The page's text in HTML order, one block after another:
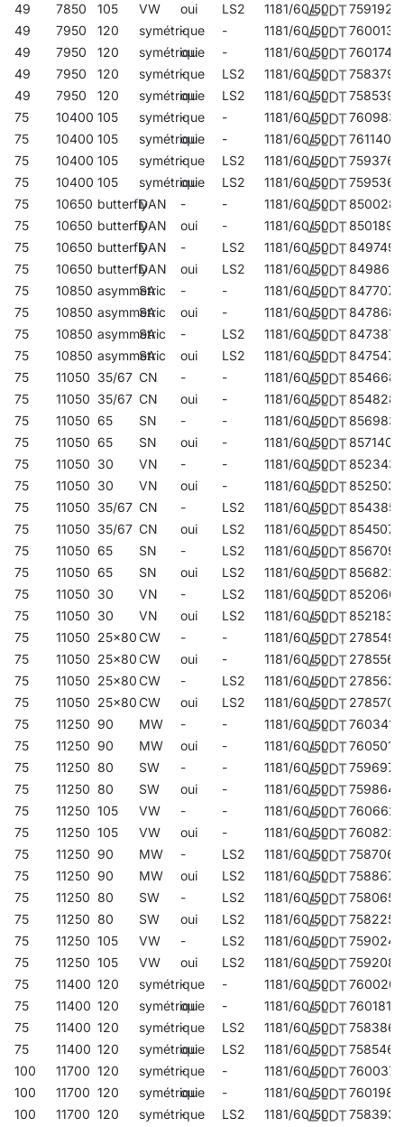
49
7850 105 VW oui LS2 1181/60/50
759192
49
7950 120 symétrique
- - 1181/60/50
760013
49
7950 120 symétrique
oui - 1181/60/50
760174
49
7950 120 symétrique
- LS2 1181/60/50
758379
49
7950 120 symétrique
oui LS2 1181/60/50
758539
75
10400 105 symétrique
- - 1181/60/50
760983
75
10400 105 symétrique
oui - 1181/60/50
761140
75
10400 105 symétrique
- LS2 1181/60/50
759376
75
10400 105 symétrique
oui LS2 1181/60/50
759536
75
10650 butterflyDAN - - 1181/60/50
850028
75
10650 butterflyDAN oui - 1181/60/50
850189
75
10650 butterflyDAN - LS2 1181/60/50
849749
75
10650 butterflyDAN oui LS2 1181/60/50
849862
75
10850 asymmetric
SA - - 1181/60/50
847707
75
10850 asymmetric
SA oui - 1181/60/50
847868
75
10850 asymmetric
SA - LS2 1181/60/50
847387
75
10850 asymmetric
SA oui LS2 1181/60/50
847547
75
11050 35/67 CN - - 1181/60/50
854668
75
11050 35/67 CN oui - 1181/60/50
854828
75
11050 65 SN - - 1181/60/50
856983
75
11050 65 SN oui - 1181/60/50
857140
75
11050 30 VN - - 1181/60/50
852343
75
11050 30 VN oui - 1181/60/50
852503
75
11050 35/67 CN - LS2 1181/60/50
854385
75
11050 35/67 CN oui LS2 1181/60/50
854507
75
11050 65 SN - LS2 1181/60/50
856709
75
11050 65 SN oui LS2 1181/60/50
856822
75
11050 30 VN - LS2 1181/60/50
852060
75
11050 30 VN oui LS2 1181/60/50
852183
75
11050 25x80CW - - 1181/60/50
278549
75
11050 25x80CW oui - 1181/60/50
278556
75
11050 25x80CW - LS2 1181/60/50
278563
75
11050 25x80CW oui LS2 1181/60/50
278570
75
11250 90 MW - - 1181/60/50
760341
75
11250 90 MW oui - 1181/60/50
760501
75
11250 80 SW - - 1181/60/50
759697
75
11250 80 SW oui - 1181/60/50
759864
75
11250 105 VW - - 1181/60/50
760662
75
11250 105 VW oui - 1181/60/50
760822
75
11250 90 MW - LS2 1181/60/50
758706
75
11250 90 MW oui LS2 1181/60/50
758867
75
11250 80 SW - LS2 1181/60/50
758065
75
11250 80 SW oui LS2 1181/60/50
758225
75
11250 105 VW - LS2 1181/60/50
759024
75
11250 105 VW oui LS2 1181/60/50
759208
75
11400 120 symétrique
- - 1181/60/50
760020
75
11400 120 symétrique
oui - 1181/60/50
760181
75
11400 120 symétrique
- LS2 1181/60/50
758386
75
11400 120 symétrique
oui LS2 1181/60/50
758546
100
11700 120 symétrique
- - 1181/60/50
760037
100
11700 120 symétrique
oui - 1181/60/50
760198
100
11700 120 symétrique
- LS2 1181/60/50 758393